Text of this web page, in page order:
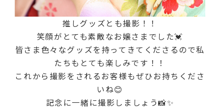
推しグッズとも撮影！！
笑顔がとても素敵なお嬢さまでした💓
皆さま色々なグッズを持ってきてくださるので私
たちもとても楽しみです！！
これから撮影をされるお客様もぜひお持ちくださ
いね😊
記念に一緒に撮影しましょう📸✨